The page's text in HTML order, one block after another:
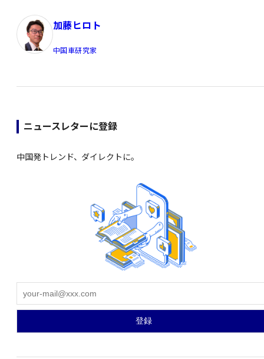
加藤ヒロト
中国車研究家
ニュースレターに登録
中国発トレンド、ダイレクトに。